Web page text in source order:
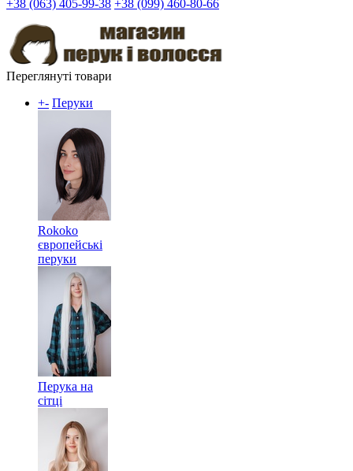
+38 (063) 405-99-38 +38 (099) 460-80-66
Переглянуті товари
+- Перуки
Rokoko
європейські
перуки
Перука на
сітці